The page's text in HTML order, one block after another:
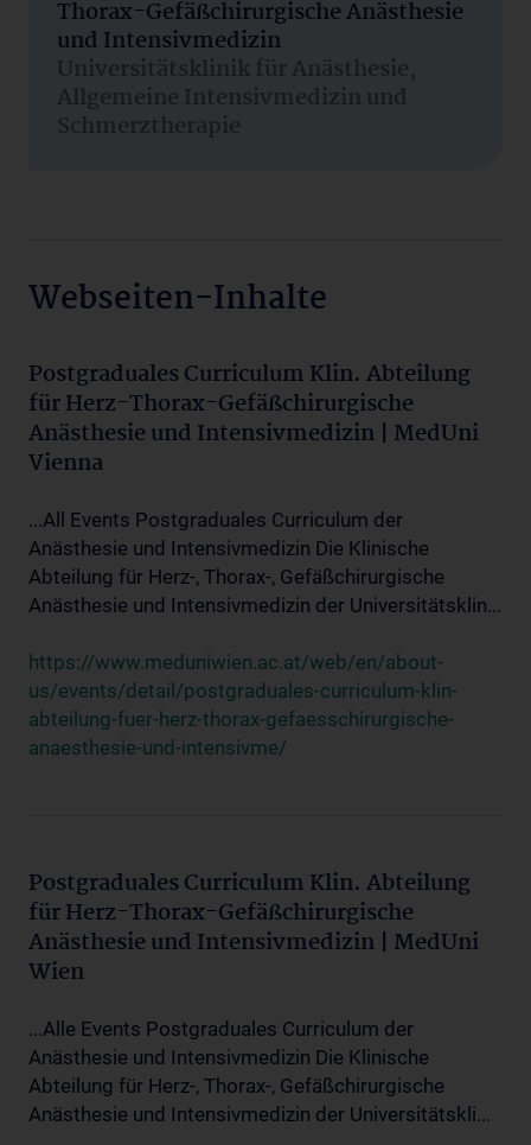
Thorax-Gefäßchirurgische Anästhesie
und Intensivmedizin
Universitätsklinik für Anästhesie,
Allgemeine Intensivmedizin und
Schmerztherapie
Webseiten-Inhalte
Postgraduales Curriculum Klin. Abteilung
für Herz-Thorax-Gefäßchirurgische
Anästhesie und Intensivmedizin | MedUni
Vienna
...All Events Postgraduales Curriculum der
Anästhesie und Intensivmedizin Die Klinische
Abteilung für Herz-, Thorax-, Gefäßchirurgische
Anästhesie und Intensivmedizin der Universitätsklin...
https://www.meduniwien.ac.at/web/en/about-
us/events/detail/postgraduales-curriculum-klin-
abteilung-fuer-herz-thorax-gefaesschirurgische-
anaesthesie-und-intensivme/
Postgraduales Curriculum Klin. Abteilung
für Herz-Thorax-Gefäßchirurgische
Anästhesie und Intensivmedizin | MedUni
Wien
...Alle Events Postgraduales Curriculum der
Anästhesie und Intensivmedizin Die Klinische
Abteilung für Herz-, Thorax-, Gefäßchirurgische
Anästhesie und Intensivmedizin der Universitätskli...